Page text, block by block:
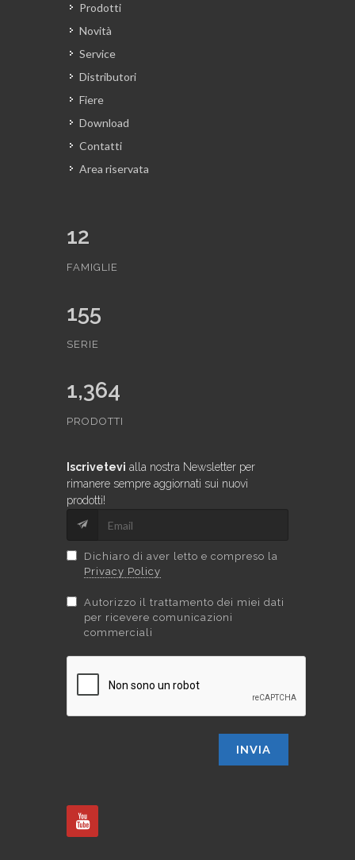
Prodotti
Novità
Service
Distributori
Fiere
Download
Contatti
Area riservata
12
FAMIGLIE
155
SERIE
1,364
PRODOTTI
Iscrivetevi alla nostra Newsletter per
rimanere sempre aggiornati sui nuovi
prodotti!
Dichiaro di aver letto e compreso la
Privacy Policy
Autorizzo il trattamento dei miei dati
per ricevere comunicazioni
commerciali
INVIA